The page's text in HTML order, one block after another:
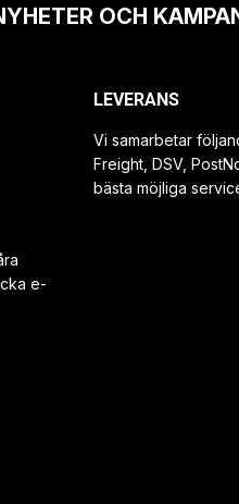
OCH
e-
LEVERANS
Vi samarbetar
Freight, DSV,
bästa möjliga